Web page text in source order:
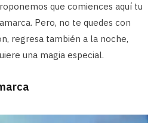
que comiences aquí tu
Pero, no te quedes con
regresa también a la noche,
una magia especial.